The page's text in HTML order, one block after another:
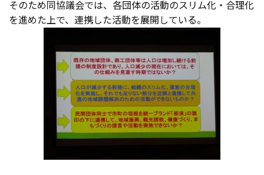
そのため同協議会では、各団体の活動のスリム化・合理化
を進めた上で、連携した活動を展開している。